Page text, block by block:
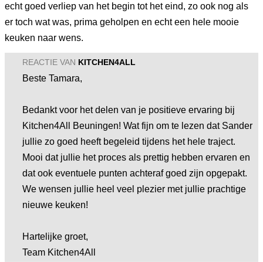
echt goed verliep van het begin tot het eind, zo ook nog als
er toch wat was, prima geholpen en echt een hele mooie
keuken naar wens.
REACTIE VAN KITCHEN4ALL
Beste Tamara,
Bedankt voor het delen van je positieve ervaring bij
Kitchen4All Beuningen! Wat fijn om te lezen dat Sander
jullie zo goed heeft begeleid tijdens het hele traject.
Mooi dat jullie het proces als prettig hebben ervaren en
dat ook eventuele punten achteraf goed zijn opgepakt.
We wensen jullie heel veel plezier met jullie prachtige
nieuwe keuken!
Hartelijke groet,
Team Kitchen4All